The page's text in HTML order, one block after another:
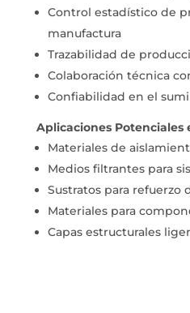
Control estadístico de
manufactura
Trazabilidad de
Colaboración técnica
Confiabilidad en el
Aplicaciones Potenciales
Materiales de
Medios filtrantes para
Sustratos para refuerzo
Materiales para
Capas estructurales